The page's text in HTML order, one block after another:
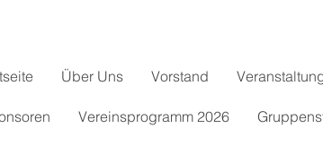
Über Uns Vorstand
Vereinsprogramm 2026